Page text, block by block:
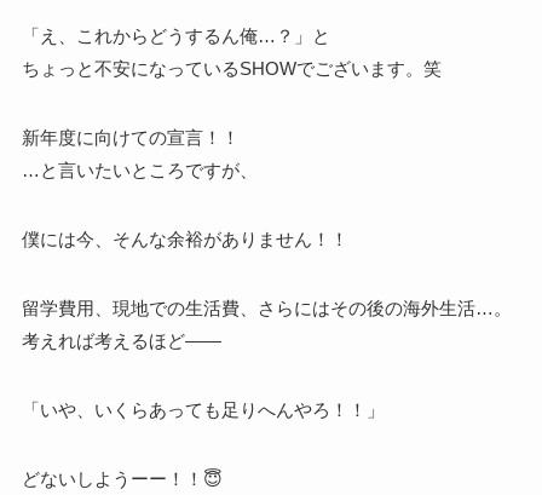
「え、これからどうするん俺…？」と
ちょっと不安になっているSHOWでございます。笑
新年度に向けての宣言！！
…と言いたいところですが、
僕には今、そんな余裕がありません！！
留学費用、現地での生活費、さらにはその後の海外生活…。
考えれば考えるほど——
「いや、いくらあっても足りへんやろ！！」
どないしようーー！！😇